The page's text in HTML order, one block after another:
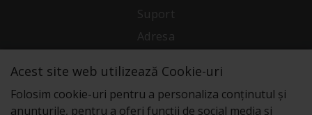
Suport
Adresa
Conecteaza-te cu noi
Acest site web utilizează Cookie-uri
Folosim cookie-uri pentru a personaliza conținutul și
anunțurile, pentru a oferi funcții de social media și